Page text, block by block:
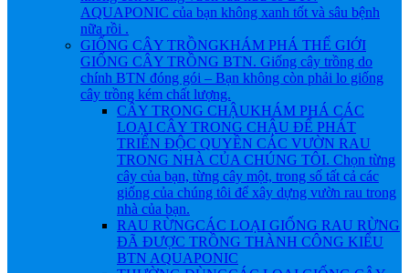
AQUAPONIC của bạn không xanh tốt và sâu bệnh
nữa rồi .
GIỐNG CÂY TRỒNGKHÁM PHÁ THẾ GIỚI
GIỐNG CÂY TRỒNG BTN. Giống cây trồng do
chính BTN đóng gói – Bạn không còn phải lo giống
cây trồng kém chất lượng.
CÂY TRONG CHẬUKHÁM PHÁ CÁC
LOẠI CÂY TRONG CHẬU ĐỂ PHÁT
TRIỂN ĐỘC QUYỀN CÁC VƯỜN RAU
TRONG NHÀ CỦA CHÚNG TÔI. Chọn từng
cây của bạn, từng cây một, trong số tất cả các
giống của chúng tôi để xây dựng vườn rau trong
nhà của bạn.
RAU RỪNGCÁC LOẠI GIỐNG RAU RỪNG
ĐÃ ĐƯỢC TRỒNG THÀNH CÔNG KIỂU
BTN AQUAPONIC